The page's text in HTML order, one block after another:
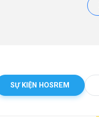
SỰ KIỆN HOSREM